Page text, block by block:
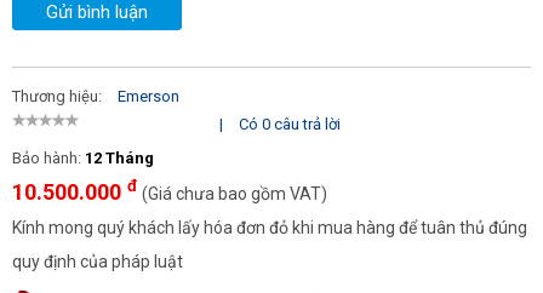
Gửi bình luận
Thương hiệu:
Emerson
|
Có 0 câu trả lời
Bảo hành: 12 Tháng
10.500.000 đ (Giá chưa bao gồm VAT)
Kính mong quý khách lấy hóa đơn đỏ khi mua hàng để tuân thủ đúng
quy định của pháp luật